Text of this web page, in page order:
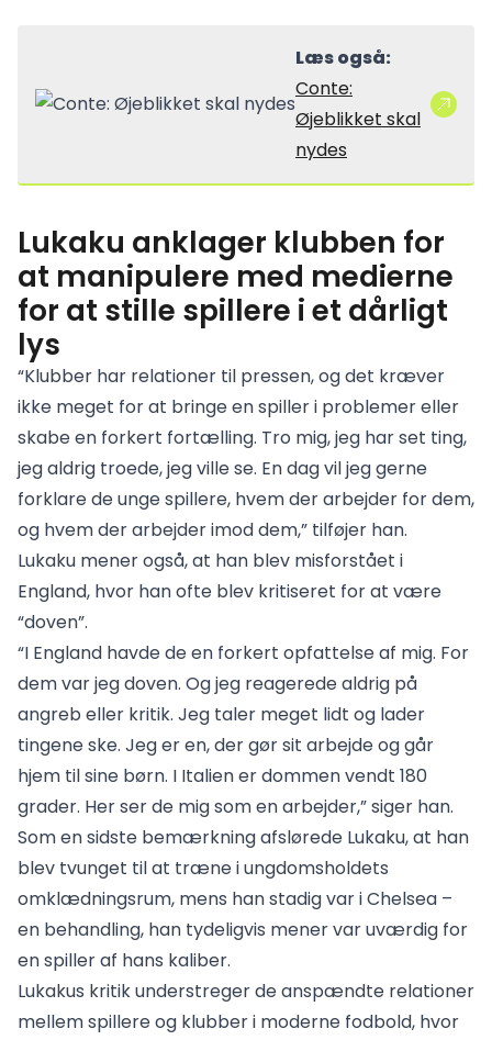
Læs også:
Conte:
Øjeblikket skal
nydes
Lukaku anklager klubben for
at manipulere med medierne
for at stille spillere i et dårligt
lys
“Klubber har relationer til pressen, og det kræver
ikke meget for at bringe en spiller i problemer eller
skabe en forkert fortælling. Tro mig, jeg har set ting,
jeg aldrig troede, jeg ville se. En dag vil jeg gerne
forklare de unge spillere, hvem der arbejder for dem,
og hvem der arbejder imod dem,” tilføjer han.
Lukaku mener også, at han blev misforstået i
England, hvor han ofte blev kritiseret for at være
“doven”.
“I England havde de en forkert opfattelse af mig. For
dem var jeg doven. Og jeg reagerede aldrig på
angreb eller kritik. Jeg taler meget lidt og lader
tingene ske. Jeg er en, der gør sit arbejde og går
hjem til sine børn. I Italien er dommen vendt 180
grader. Her ser de mig som en arbejder,” siger han.
Som en sidste bemærkning afslørede Lukaku, at han
blev tvunget til at træne i ungdomsholdets
omklædningsrum, mens han stadig var i Chelsea –
en behandling, han tydeligvis mener var uværdig for
en spiller af hans kaliber.
Lukakus kritik understreger de anspændte relationer
mellem spillere og klubber i moderne fodbold, hvor